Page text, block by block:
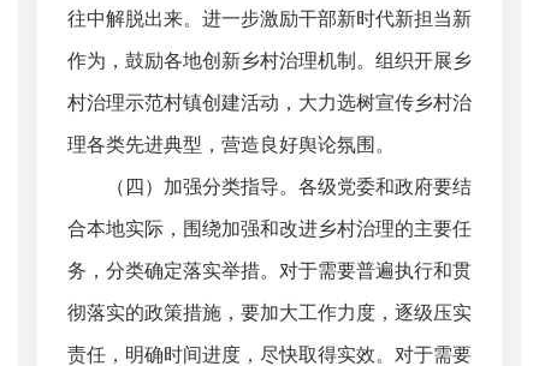
往中解脱出来。进一步激励干部新时代新担当新
作为，鼓励各地创新乡村治理机制。组织开展乡
村治理示范村镇创建活动，大力选树宣传乡村治
理各类先进典型，营造良好舆论氛围。
（四）加强分类指导。各级党委和政府要结
合本地实际，围绕加强和改进乡村治理的主要任
务，分类确定落实举措。对于需要普遍执行和贯
彻落实的政策措施，要加大工作力度，逐级压实
责任，明确时间进度，尽快取得实效。对于需要